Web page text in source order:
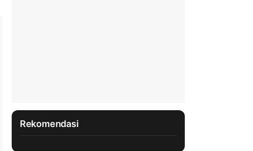
Rekomendasi